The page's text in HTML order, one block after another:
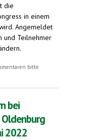
die
in einem
Angemeldet
und Teilnehmer
Rede von
bitte
bei
2022